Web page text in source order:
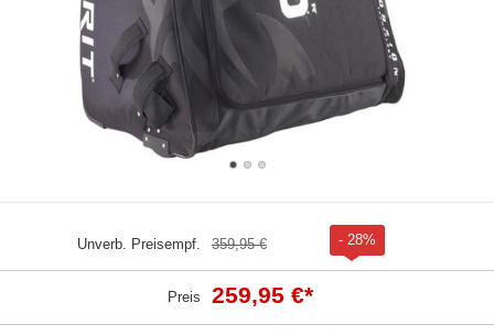
Unverb. Preisempf. 359,95 € - 28%
Preis 259,95 €*